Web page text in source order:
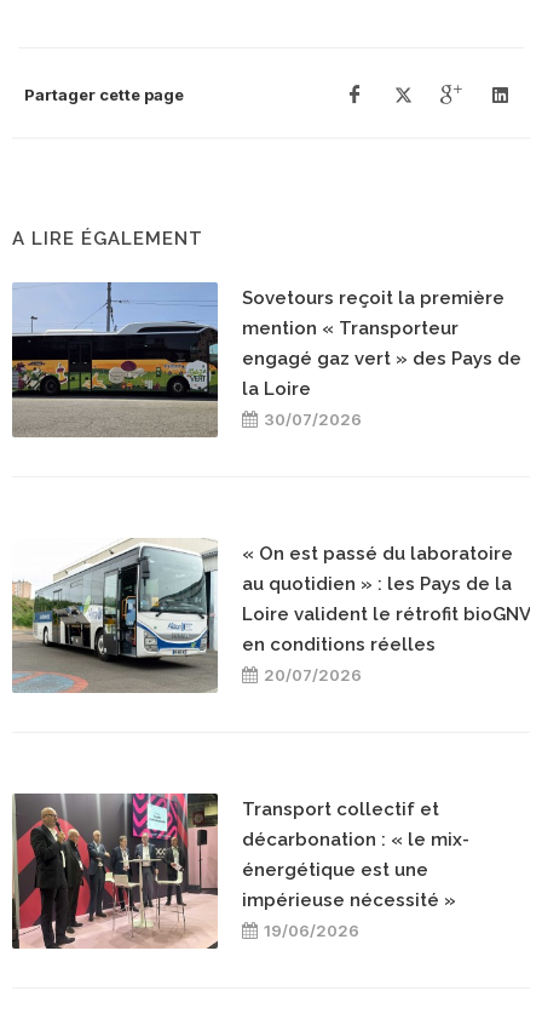
Partager cette page
A LIRE ÉGALEMENT
Sovetours reçoit la première
mention « Transporteur
engagé gaz vert » des Pays de
la Loire
30/07/2026
« On est passé du laboratoire
au quotidien » : les Pays de la
Loire valident le rétrofit bioGNV
en conditions réelles
20/07/2026
Transport collectif et
décarbonation : « le mix-
énergétique est une
impérieuse nécessité »
19/06/2026